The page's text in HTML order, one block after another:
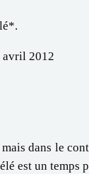
avril 2012
dans le
est un temps